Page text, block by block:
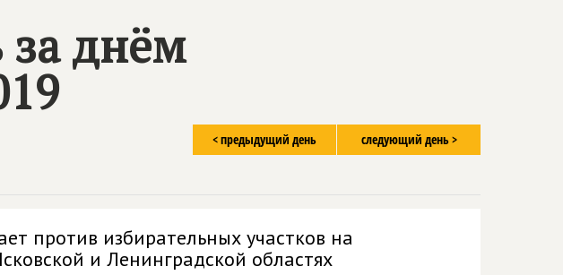
за днём
следующий день >
< предыдущий день
против избирательных участков на
и Ленинградской областях